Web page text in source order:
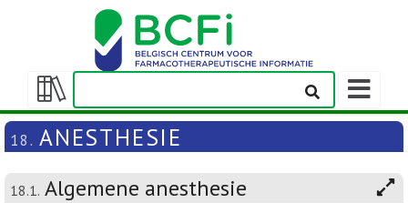
Weergeven/verbergen
inhoudstafel
18. ANESTHESIE
18.1. Algemene anesthesie